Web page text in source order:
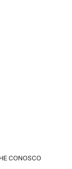
CONOSCO